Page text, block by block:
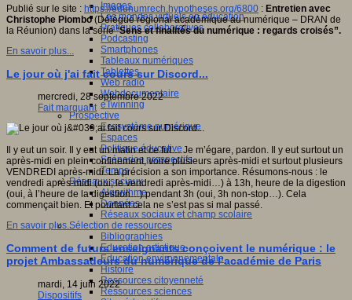
Images
Les mondes virtuels en éducation
Pratiques collaboratives
Podcasting
Smartphones
Tableaux numériques
Tablettes
Web radio
Webdocumentaire
eTwinning
Prospective
Ecosystème numérique
Espaces
Politique éducative
Scénarios prospectifs
Temps
Réseaux sociaux
Algorithme
Données
Réseaux sociaux et champ scolaire
Sélection de ressources
Bibliographies
Education artistique
Education environnementale
Histoire
Ressources citoyenneté
Ressources sciences
Publié sur le site : https://edunumrech.hypotheses.org/6800 : Entretien avec
Christophe Piombo(Délégué régional académique au numérique – DRAN de
la Réunion) dans la série “Sens et finalités du numérique : regards croisés”.
En savoir plus...
Le jour où j'ai fait cours sur Discord...
mercredi, 28 septembre 2022
Fait marquant
Il y eut un soir. Il y eut un matin et ce fut… Je m’égare, pardon. Il y eut surtout un
après-midi en plein confinement, voire plusieurs après-midi et surtout plusieurs
VENDREDI après-midi. La précision a son importance. Résumons-nous : le
vendredi après-midi (oui, le vendredi après-midi…) à 13h, heure de la digestion
(oui, à l’heure de la digestion…) pendant 3h (oui, 3h non-stop…). Cela
commençait bien. Et pourtant cela ne s’est pas si mal passé.
En savoir plus...
Comment de futurs enseignants conçoivent le numérique : le
projet Ambassadeurs du numérique de l’académie de Paris
mardi, 14 juin 2022
Dispositifs